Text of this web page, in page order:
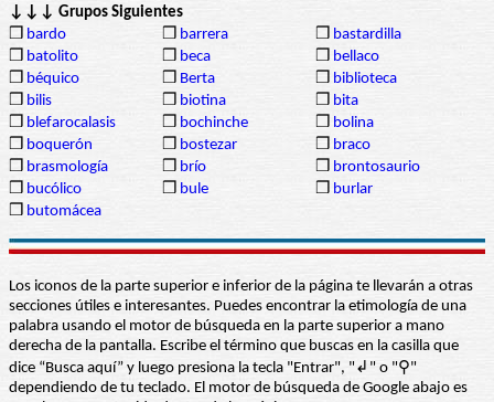
↓↓↓ Grupos Siguientes
❒ bardo ❒ barrera ❒ bastardilla
❒ batolito ❒ beca ❒ bellaco
❒ béquico ❒ Berta ❒ biblioteca
❒ bilis ❒ biotina ❒ bita
❒ blefarocalasis ❒ bochinche ❒ bolina
❒ boquerón ❒ bostezar ❒ braco
❒ brasmología ❒ brío ❒ brontosaurio
❒ bucólico ❒ bule ❒ burlar
❒ butomácea
Los iconos de la parte superior e inferior de la página te llevarán a otras
secciones útiles e interesantes. Puedes encontrar la etimología de una
palabra usando el motor de búsqueda en la parte superior a mano
derecha de la pantalla. Escribe el término que buscas en la casilla que
dice “Busca aquí” y luego presiona la tecla "Entrar", "↲" o "⚲"
dependiendo de tu teclado. El motor de búsqueda de Google abajo es